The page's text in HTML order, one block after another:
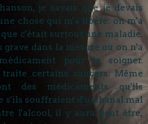
je savais que je devais
chose qui m'a libéré: on m'a
c'était surtout une maladie.
grave dans la mesure où on n'a
pour la soigner.
certains cancers. Même
des médicaments qu'ils
s'ils souffraient d'un banal mal
l'alcool, il y aura peut être,